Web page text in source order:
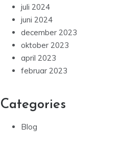
juli 2024
juni 2024
december 2023
oktober 2023
april 2023
februar 2023
Categories
Blog